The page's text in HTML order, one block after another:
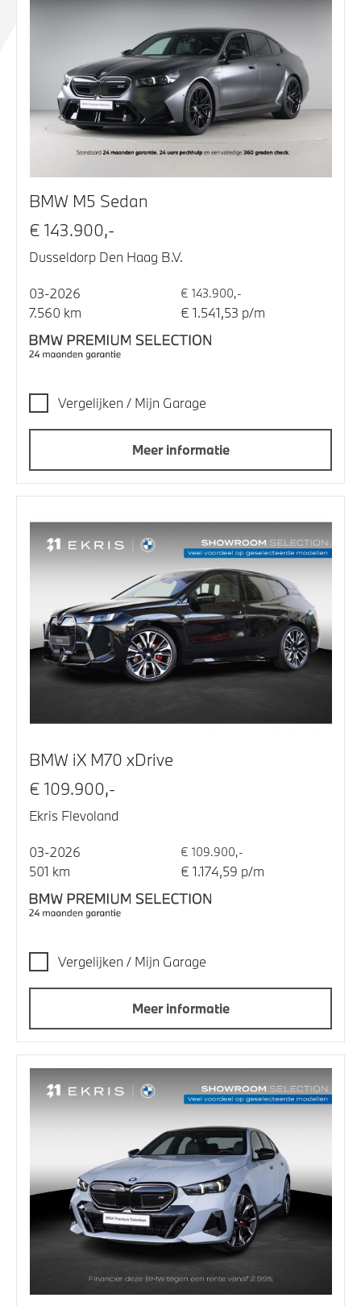
BMW M5 Sedan
€ 143.900,-
Dusseldorp Den Haag B.V.
03-2026 € 143.900,-
7.560 km € 1.541,53 p/m
Vergelijken / Mijn Garage
Meer informatie
BMW iX M70 xDrive
€ 109.900,-
Ekris Flevoland
03-2026 € 109.900,-
501 km € 1.174,59 p/m
Vergelijken / Mijn Garage
Meer informatie